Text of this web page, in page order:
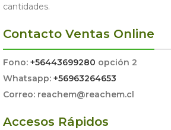
cantidades.
Contacto Ventas Online
Fono: +56443699280 opción 2
Whatsapp: +56963264653
Correo: reachem@reachem.cl
Accesos Rápidos